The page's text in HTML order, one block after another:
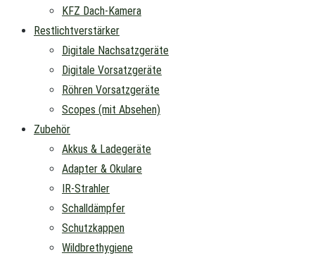
KFZ Dach-Kamera
Restlichtverstärker
Digitale Nachsatzgeräte
Digitale Vorsatzgeräte
Röhren Vorsatzgeräte
Scopes (mit Absehen)
Zubehör
Akkus & Ladegeräte
Adapter & Okulare
IR-Strahler
Schalldämpfer
Schutzkappen
Wildbrethygiene